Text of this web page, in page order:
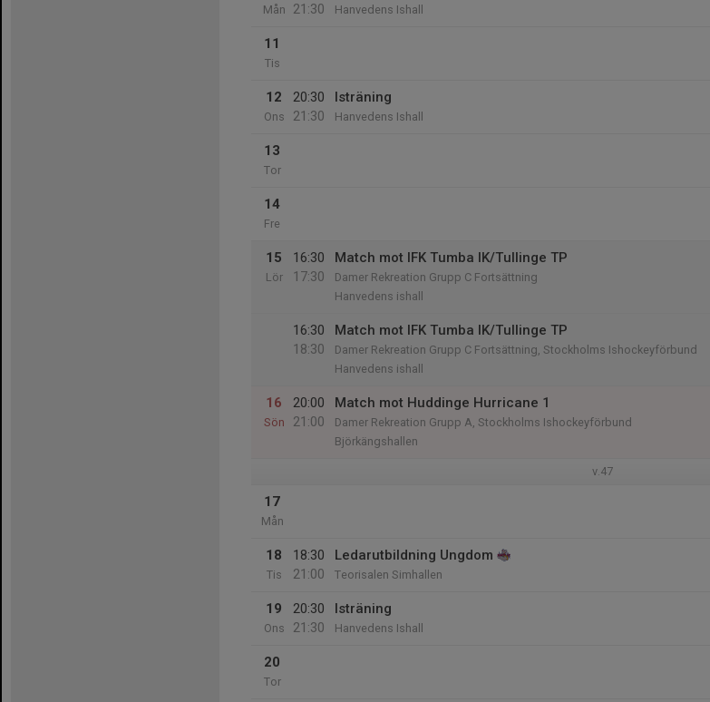
Mån
21:30
Hanvedens Ishall
11
Tis
12
Ons
20:30
21:30
Isträning
Hanvedens Ishall
13
Tor
14
Fre
15
Lör
16:30
17:30
Match mot IFK Tumba IK/Tullinge TP
Damer Rekreation Grupp C Fortsättning
Hanvedens ishall
16:30
18:30
Match mot IFK Tumba IK/Tullinge TP
Damer Rekreation Grupp C Fortsättning, Stockholms Ishockeyförbund
Hanvedens ishall
16
Sön
20:00
21:00
Match mot Huddinge Hurricane 1
Damer Rekreation Grupp A, Stockholms Ishockeyförbund
Björkängshallen
v.47
17
Mån
18
Tis
18:30
21:00
Ledarutbildning Ungdom
Teorisalen Simhallen
19
Ons
20:30
21:30
Isträning
Hanvedens Ishall
20
Tor